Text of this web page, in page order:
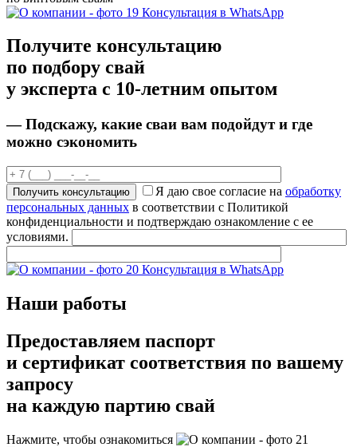
Консультация в WhatsApp
Получите консультацию
по подбору свай
у эксперта с 10-летним опытом
— Подскажу, какие сваи вам подойдути где
можно сэкономить
Я даю свое согласие на обработку
персональных данных в соответствии с Политикой
конфиденциальности и подтверждаю ознакомление с ее
условиями.
Консультация в WhatsApp
Наши работы
Предоставляем паспорт
и сертификат соответствия по вашему
запросу
на каждую партию свай
Нажмите, чтобы ознакомиться